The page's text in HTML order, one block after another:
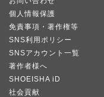
個人情報保護
免責事項・著作権等
SNS利用ポリシー
SNSアカウント一覧
著作者様へ
SHOEISHA iD
社会貢献